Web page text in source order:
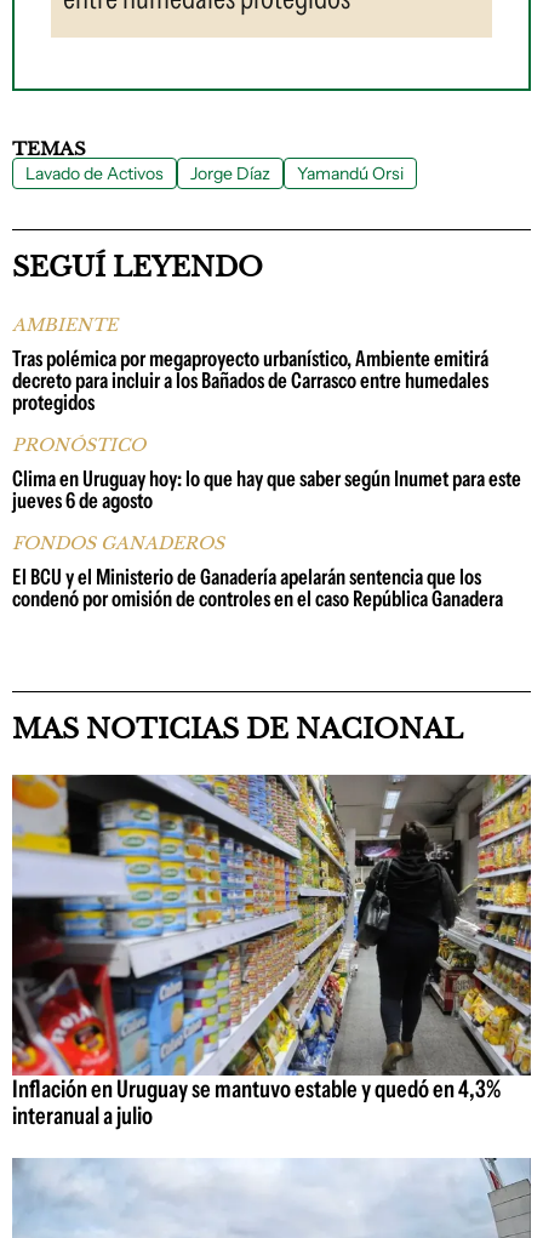
TEMAS
Lavado de Activos Jorge Díaz Yamandú Orsi
SEGUÍ LEYENDO
AMBIENTE
Tras polémica por megaproyecto urbanístico, Ambiente emitirá
decreto para incluir a los Bañados de Carrasco entre humedales
protegidos
PRONÓSTICO
Clima en Uruguay hoy: lo que hay que saber según Inumet para este
jueves 6 de agosto
FONDOS GANADEROS
El BCU y el Ministerio de Ganadería apelarán sentencia que los
condenó por omisión de controles en el caso República Ganadera
MAS NOTICIAS DE NACIONAL
Inflación en Uruguay se mantuvo estable y quedó en 4,3%
interanual a julio